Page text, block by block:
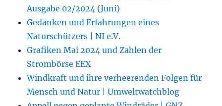
Ausgabe 02/2024 (Juni)
Gedanken und Erfahrungen eines
Naturschützers | NI e.V.
Grafiken Mai 2024 und Zahlen der
Strombörse EEX
Windkraft und ihre verheerenden Folgen für
Mensch und Natur | Umweltwatchblog